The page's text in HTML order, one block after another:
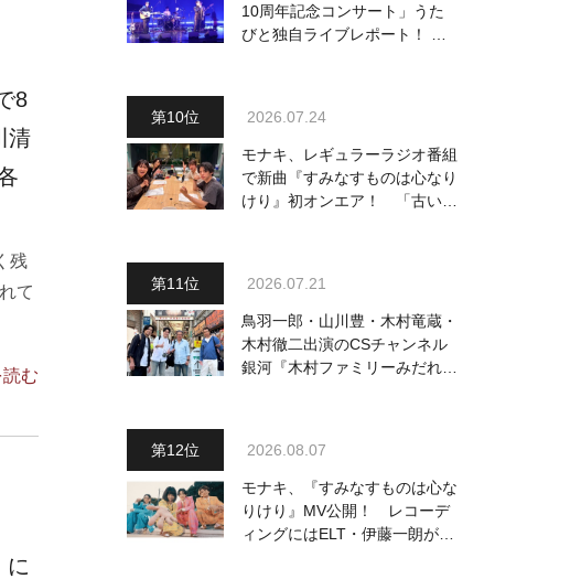
8
清
残
て
む
に
10周年記念コンサート」うた
びと独自ライブレポート！ 即
2026.07.24
モナキ、レギュラーラジオ番組
で新曲『すみなすものは心なり
けり』初オンエア！ 「古い言
2026.07.21
鳥羽一郎・山川豊・木村竜蔵・
木村徹二出演のCSチャンネル
銀河『木村ファミリーみだれ旅
2026.08.07
モナキ、『すみなすものは心な
りけり』MV公開！ レコーデ
ィングにはELT・伊藤一朗がリ